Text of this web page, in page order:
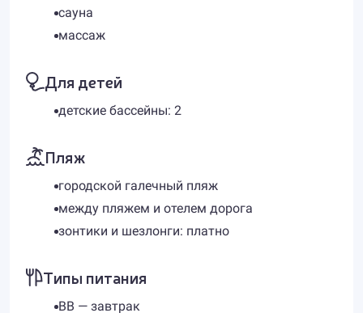
сауна
массаж
Для детей
детские бассейны: 2
Пляж
городской галечный пляж
между пляжем и отелем дорога
зонтики и шезлонги: платно
Типы питания
BB — завтрак